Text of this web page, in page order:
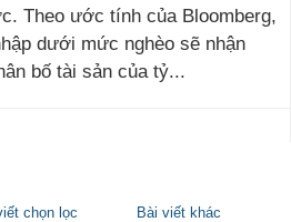
Theo ước tính của Bloomberg,
dưới mức nghèo sẽ nhận
bố tài sản của tỷ...
chọn lọc
Bài viết khác